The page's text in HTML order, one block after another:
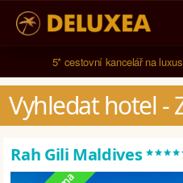
5* cestovní kancelář na
Vyhledat hotel -
Rah Gili Maldives